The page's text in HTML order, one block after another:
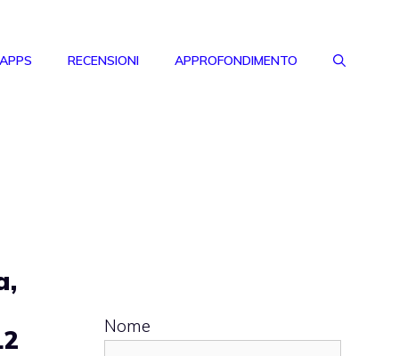
RECENSIONI APPROFONDIMENTO
Nome